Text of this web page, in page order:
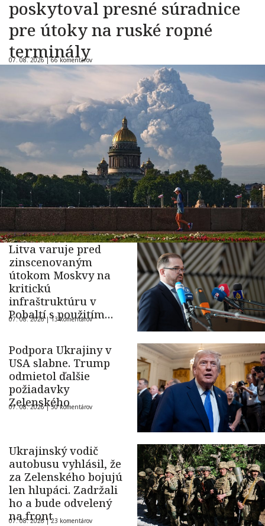
poskytoval presné súradnice
pre útoky na ruské ropné
terminály
07. 08. 2026 |66 komentárov
Litva varuje pred
zinscenovaným
útokom Moskvy na
kritickú
infraštruktúru v
Pobaltí s použitím
ukrajinského dronu
07. 08. 2026 |13 komentárov
Podpora Ukrajiny v
USA slabne. Trump
odmietol ďalšie
požiadavky
Zelenského
07. 08. 2026 |50 komentárov
Ukrajinský vodič
autobusu vyhlásil, že
za Zelenského bojujú
len hlupáci. Zadržali
ho a bude odvelený
na front
07. 08. 2026 |23 komentárov